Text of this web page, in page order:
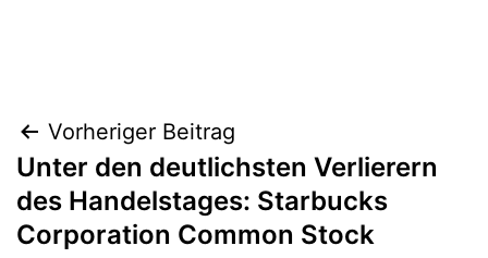
Beitragsnavigation
Vorheriger Beitrag
Unter den deutlichsten Verlierern
des Handelstages: Starbucks
Corporation Common Stock